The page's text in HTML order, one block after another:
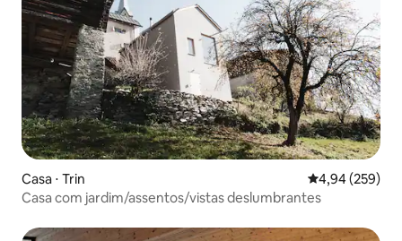
Casa ⋅ Trin 4,94 de uma
4,94 (259)
Casa com jardim/assentos/vistas deslumbrantes